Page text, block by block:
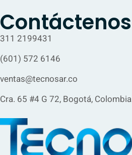
Contáctenos
311 2199431
(601) 572 6146
ventas@tecnosar.co
Cra. 65 #4 G 72, Bogotá, Colombia